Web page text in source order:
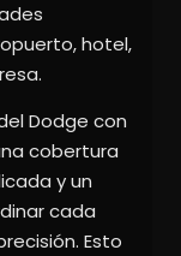
hotel,
Dodge con
cobertura
y un
cada
Esto